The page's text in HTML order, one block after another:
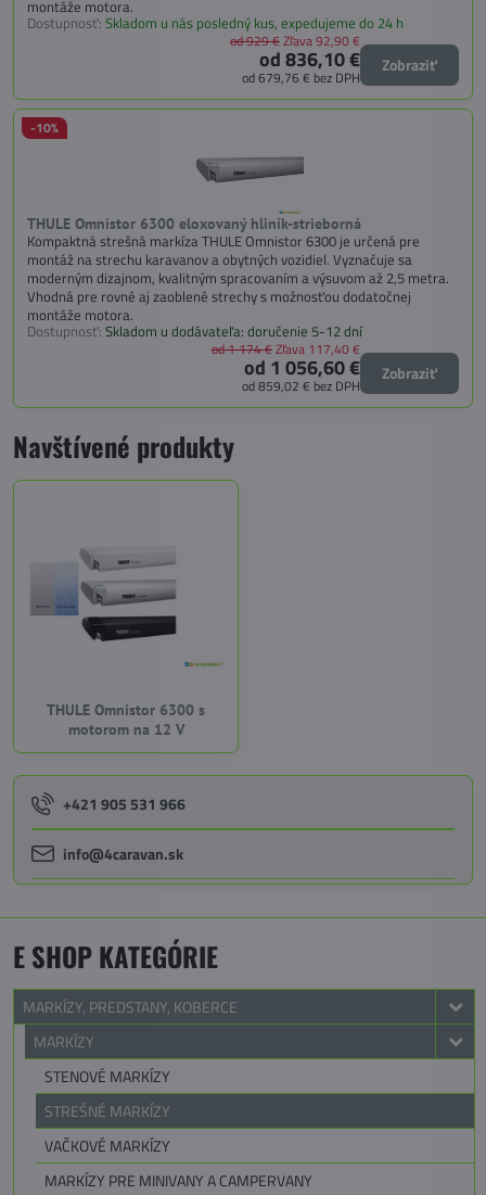
montáže motora.
Dostupnosť: Skladom u nás posledný kus, expedujeme do 24 h
od 836,10 €
od 679,76 € bez DPH
od 929 €Zľava 92,90 €
Zobraziť
THULE Omnistor 6300 eloxovaný hliník-strieborná
-10%
Kompaktná strešná markíza THULE Omnistor 6300 je určená pre
montáž na strechu karavanov a obytných vozidiel. Vyznačuje sa
moderným dizajnom, kvalitným spracovaním a výsuvom až 2,5 metra.
Vhodná pre rovné aj zaoblené strechy s možnosťou dodatočnej
montáže motora.
Dostupnosť: Skladom u dodávateľa: doručenie 5-12 dní
od 1 056,60 €
od 859,02 € bez DPH
od 1 174 €Zľava 117,40 €
Zobraziť
Navštívené produkty
THULE Omnistor 6300 s
motorom na 12 V
+421 905 531 966
info@4caravan.sk
E SHOP KATEGÓRIE
MARKÍZY, PREDSTANY, KOBERCE
MARKÍZY
STENOVÉ MARKÍZY
STREŠNÉ MARKÍZY
VAČKOVÉ MARKÍZY
MARKÍZY PRE MINIVANY A CAMPERVANY